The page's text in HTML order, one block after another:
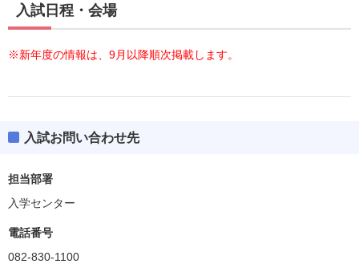
入試日程・会場
※新年度の情報は、9月以降順次掲載します。
入試お問い合わせ先
担当部署
入学センター
電話番号
082-830-1100